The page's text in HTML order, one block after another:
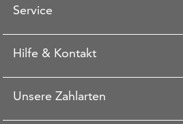
Service
Hilfe & Kontakt
Unsere Zahlarten